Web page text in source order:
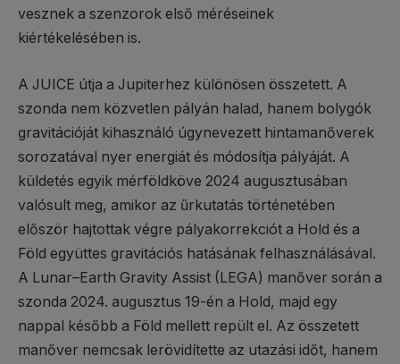
vesznek a szenzorok első méréseinek
kiértékelésében is.
A JUICE útja a Jupiterhez különösen összetett. A
szonda nem közvetlen pályán halad, hanem bolygók
gravitációját kihasználó úgynevezett hintamanőverek
sorozatával nyer energiát és módosítja pályáját. A
küldetés egyik mérföldköve 2024 augusztusában
valósult meg, amikor az űrkutatás történetében
először hajtottak végre pályakorrekciót a Hold és a
Föld együttes gravitációs hatásának felhasználásával.
A Lunar–Earth Gravity Assist (LEGA) manőver során a
szonda 2024. augusztus 19-én a Hold, majd egy
nappal később a Föld mellett repült el. Az összetett
manőver nemcsak lerövidítette az utazási időt, hanem